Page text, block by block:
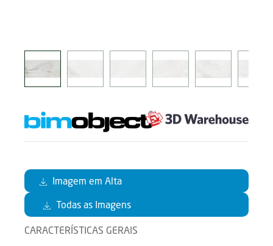
Imagem em Alta
Todas as Imagens
CARACTERÍSTICAS GERAIS